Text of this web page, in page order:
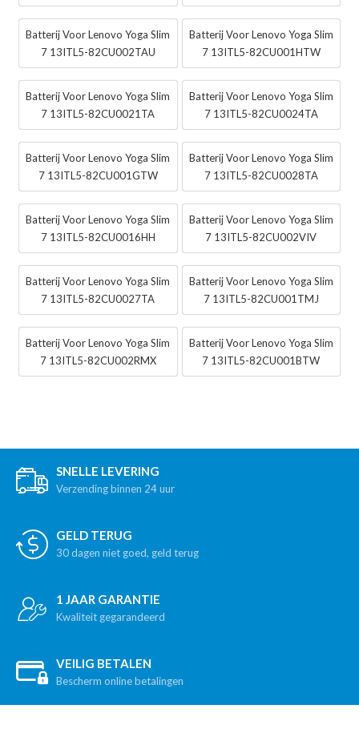
Batterij Voor Lenovo Yoga Slim
7 13ITL5-82CU002TAU
Batterij Voor Lenovo Yoga Slim
7 13ITL5-82CU001HTW
Batterij Voor Lenovo Yoga Slim
7 13ITL5-82CU0021TA
Batterij Voor Lenovo Yoga Slim
7 13ITL5-82CU0024TA
Batterij Voor Lenovo Yoga Slim
7 13ITL5-82CU001GTW
Batterij Voor Lenovo Yoga Slim
7 13ITL5-82CU0028TA
Batterij Voor Lenovo Yoga Slim
7 13ITL5-82CU0016HH
Batterij Voor Lenovo Yoga Slim
7 13ITL5-82CU002VIV
Batterij Voor Lenovo Yoga Slim
7 13ITL5-82CU0027TA
Batterij Voor Lenovo Yoga Slim
7 13ITL5-82CU001TMJ
Batterij Voor Lenovo Yoga Slim
7 13ITL5-82CU002RMX
Batterij Voor Lenovo Yoga Slim
7 13ITL5-82CU001BTW
SNELLE LEVERING
Verzending binnen 24 uur
GELD TERUG
30 dagen niet goed, geld terug
1 JAAR GARANTIE
Kwaliteit gegarandeerd
VEILIG BETALEN
Bescherm online betalingen